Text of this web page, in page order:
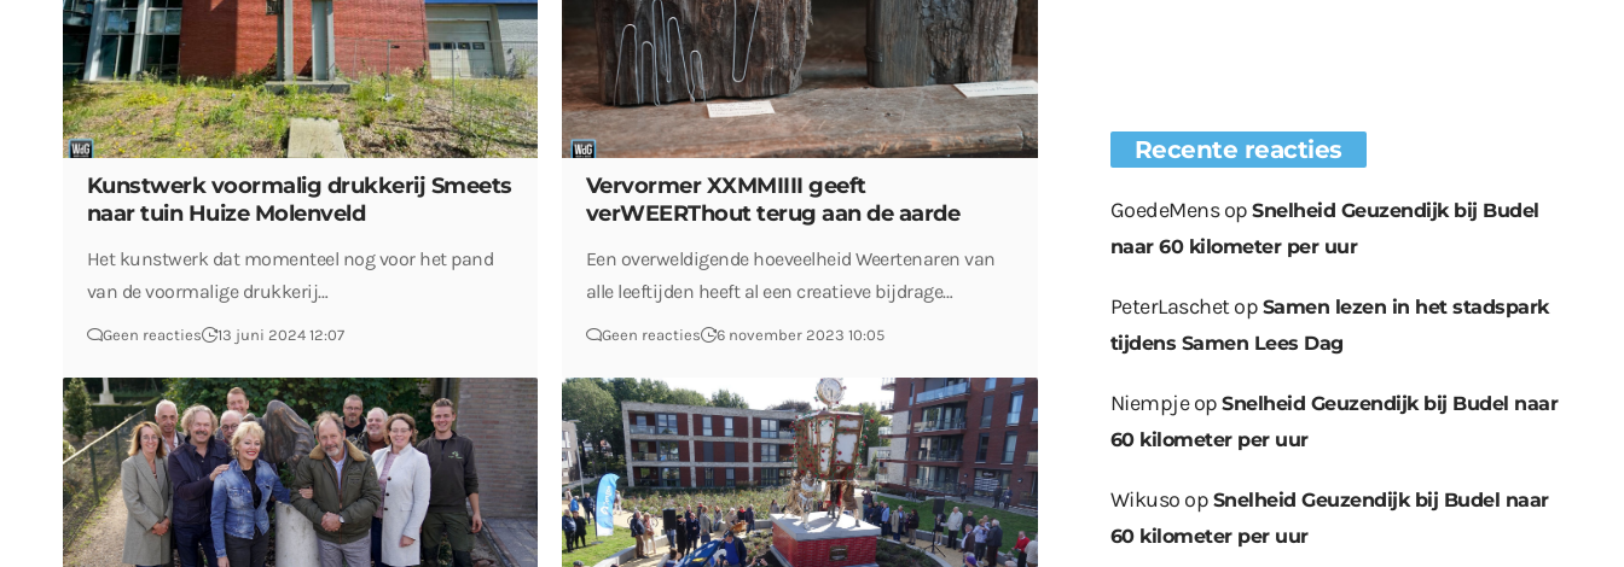
Kunstwerk voormalig drukkerij Smeets
naar tuin Huize Molenveld
Het kunstwerk dat momenteel nog voor het pand
van de voormalige drukkerij…
Geen reacties 13 juni 2024 12:07
Vervormer XXMMIIII geeft
verWEERThout terug aan de aarde
Een overweldigende hoeveelheid Weertenaren van
alle leeftijden heeft al een creatieve bijdrage…
Geen reacties 6 november 2023 10:05
Recente reacties
GoedeMensopSnelheid Geuzendijk bij Budel
naar 60 kilometer per uur
PeterLaschetop Samen lezen in het stadspark
tijdens Samen Lees Dag
NiempjeopSnelheid Geuzendijk bij Budel naar
60 kilometer per uur
Wikuso op Snelheid Geuzendijk bij Budel naar
60 kilometer per uur